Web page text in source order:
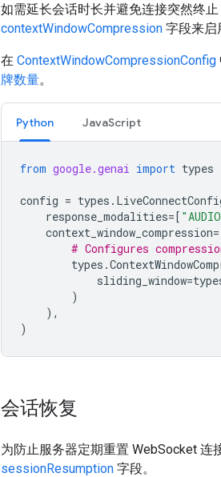
如需延长会话时长并避免连接突然终
contextWindowCompression 字段来启
在 ContextWindowCompressionConfig
牌数量。
Python JavaScript
from google.genai import types
config = types .
response_modalities=[
context_window_compression=
# Configures
types .
sliding_window=
)
),
)
会话恢复
为防止服务器定期重置 WebSocket 连
sessionResumption 字段。